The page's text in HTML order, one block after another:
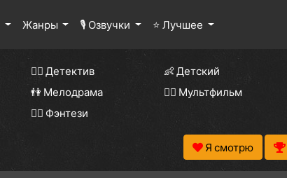
Жанры 🎙 Озвучки ⭐ Лучшее
🕵️‍♂️ Детектив 👶 Детский
👫 Мелодрама 🧚‍♀️ Мультфильм
🧝‍♂️ Фэнтези
Я смотрю